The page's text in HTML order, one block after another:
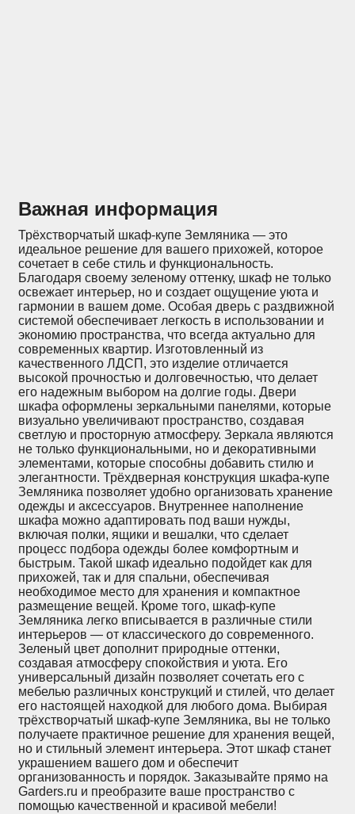
Важная информация
Трёхстворчатый шкаф-купе Земляника — это
идеальное решение для вашего прихожей, которое
сочетает в себе стиль и функциональность.
Благодаря своему зеленому оттенку, шкаф не только
освежает интерьер, но и создает ощущение уюта и
гармонии в вашем доме. Особая дверь с раздвижной
системой обеспечивает легкость в использовании и
экономию пространства, что всегда актуально для
современных квартир. Изготовленный из
качественного ЛДСП, это изделие отличается
высокой прочностью и долговечностью, что делает
его надежным выбором на долгие годы. Двери
шкафа оформлены зеркальными панелями, которые
визуально увеличивают пространство, создавая
светлую и просторную атмосферу. Зеркала являются
не только функциональными, но и декоративными
элементами, которые способны добавить стилю и
элегантности. Трёхдверная конструкция шкафа-купе
Земляника позволяет удобно организовать хранение
одежды и аксессуаров. Внутреннее наполнение
шкафа можно адаптировать под ваши нужды,
включая полки, ящики и вешалки, что сделает
процесс подбора одежды более комфортным и
быстрым. Такой шкаф идеально подойдет как для
прихожей, так и для спальни, обеспечивая
необходимое место для хранения и компактное
размещение вещей. Кроме того, шкаф-купе
Земляника легко вписывается в различные стили
интерьеров — от классического до современного.
Зеленый цвет дополнит природные оттенки,
создавая атмосферу спокойствия и уюта. Его
универсальный дизайн позволяет сочетать его с
мебелью различных конструкций и стилей, что делает
его настоящей находкой для любого дома. Выбирая
трёхстворчатый шкаф-купе Земляника, вы не только
получаете практичное решение для хранения вещей,
но и стильный элемент интерьера. Этот шкаф станет
украшением вашего дом и обеспечит
организованность и порядок. Заказывайте прямо на
Garders.ru и преобразите ваше пространство с
помощью качественной и красивой мебели!